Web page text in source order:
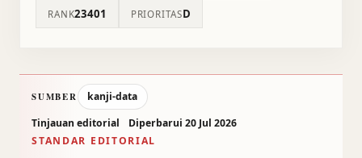
RANK23401 PRIORITASD
SUMBER
kanji-data
Tinjauan editorial
Diperbarui 20 Jul 2026
STANDAR EDITORIAL